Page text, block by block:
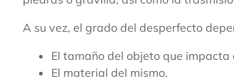
A su vez, el grado del desperfecto
El tamaño del objeto que impacta
El material del mismo.